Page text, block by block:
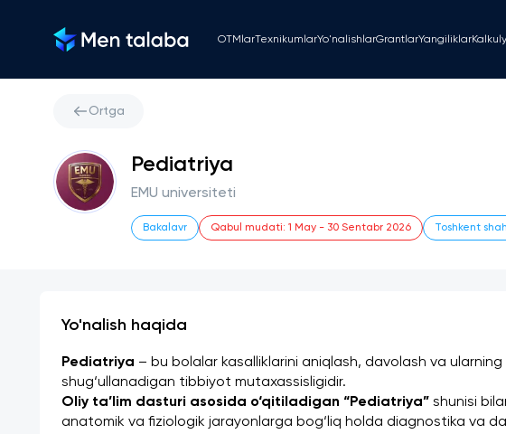
OTMlarTexnikumlarYo'nalishlarGrantlarYangiliklar
Ortga
Pediatriya
EMU universiteti
Bakalavr Qabul mudati: 1 May - 30 Sentabr 2026 Toshkent
Yo'nalish haqida
Pediatriya – bu bolalar kasalliklarini aniqlash, davolash va
shug‘ullanadigan tibbiyot mutaxassisligidir.
Oliy ta’lim dasturi asosida o‘qitiladigan “Pediatriya” shunisi
anatomik va fiziologik jarayonlarga bog‘liq holda diagnostika va